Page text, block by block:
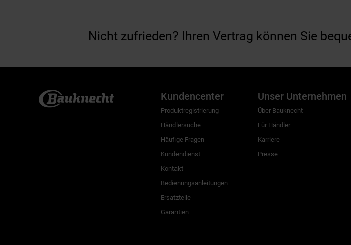
Nicht zufrieden? Ihren Vertrag können Sie
Kundencenter
Produktregistrierung
Händlersuche
Häufige Fragen
Kundendienst
Kontakt
Bedienungsanleitungen
Ersatzteile
Garantien
Unser Unternehmen
Über Bauknecht
Für Händler
Karriere
Presse